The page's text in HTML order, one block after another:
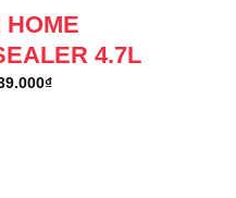
HOME
4.7L
₫